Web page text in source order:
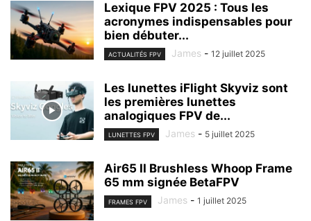
Lexique FPV 2025 : Tous les
acronymes indispensables pour
bien débuter...
ACTUALITÉS FPV James - 12 juillet 2025
Les lunettes iFlight Skyviz sont
les premières lunettes
analogiques FPV de...
LUNETTES FPV James - 5 juillet 2025
Air65 II Brushless Whoop Frame
65 mm signée BetaFPV
FRAMES FPV James - 1 juillet 2025